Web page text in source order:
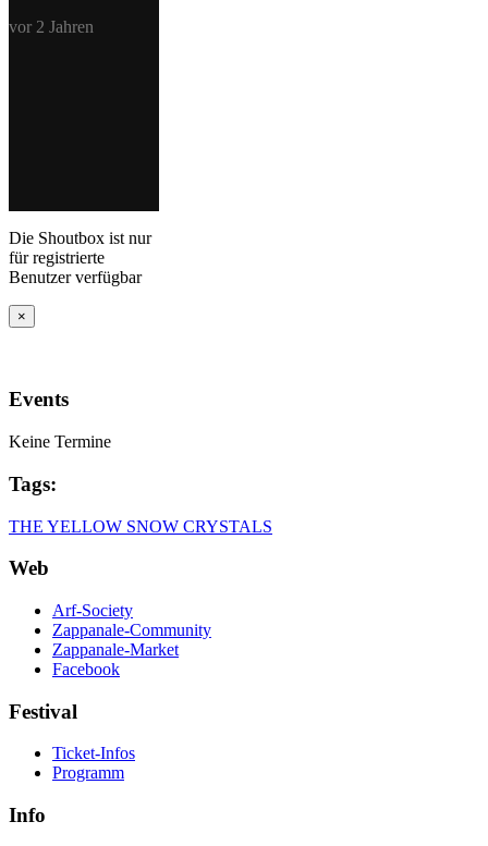
vor 2 Jahren
Die Shoutbox ist nur
für registrierte
Benutzer verfügbar
×
Events
Keine Termine
Tags:
THE YELLOW SNOW CRYSTALS
Web
Arf-Society
Zappanale-Community
Zappanale-Market
Facebook
Festival
Ticket-Infos
Programm
Info